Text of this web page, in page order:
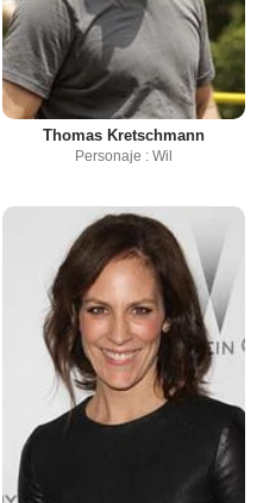
Thomas Kretschmann
Personaje : Wil